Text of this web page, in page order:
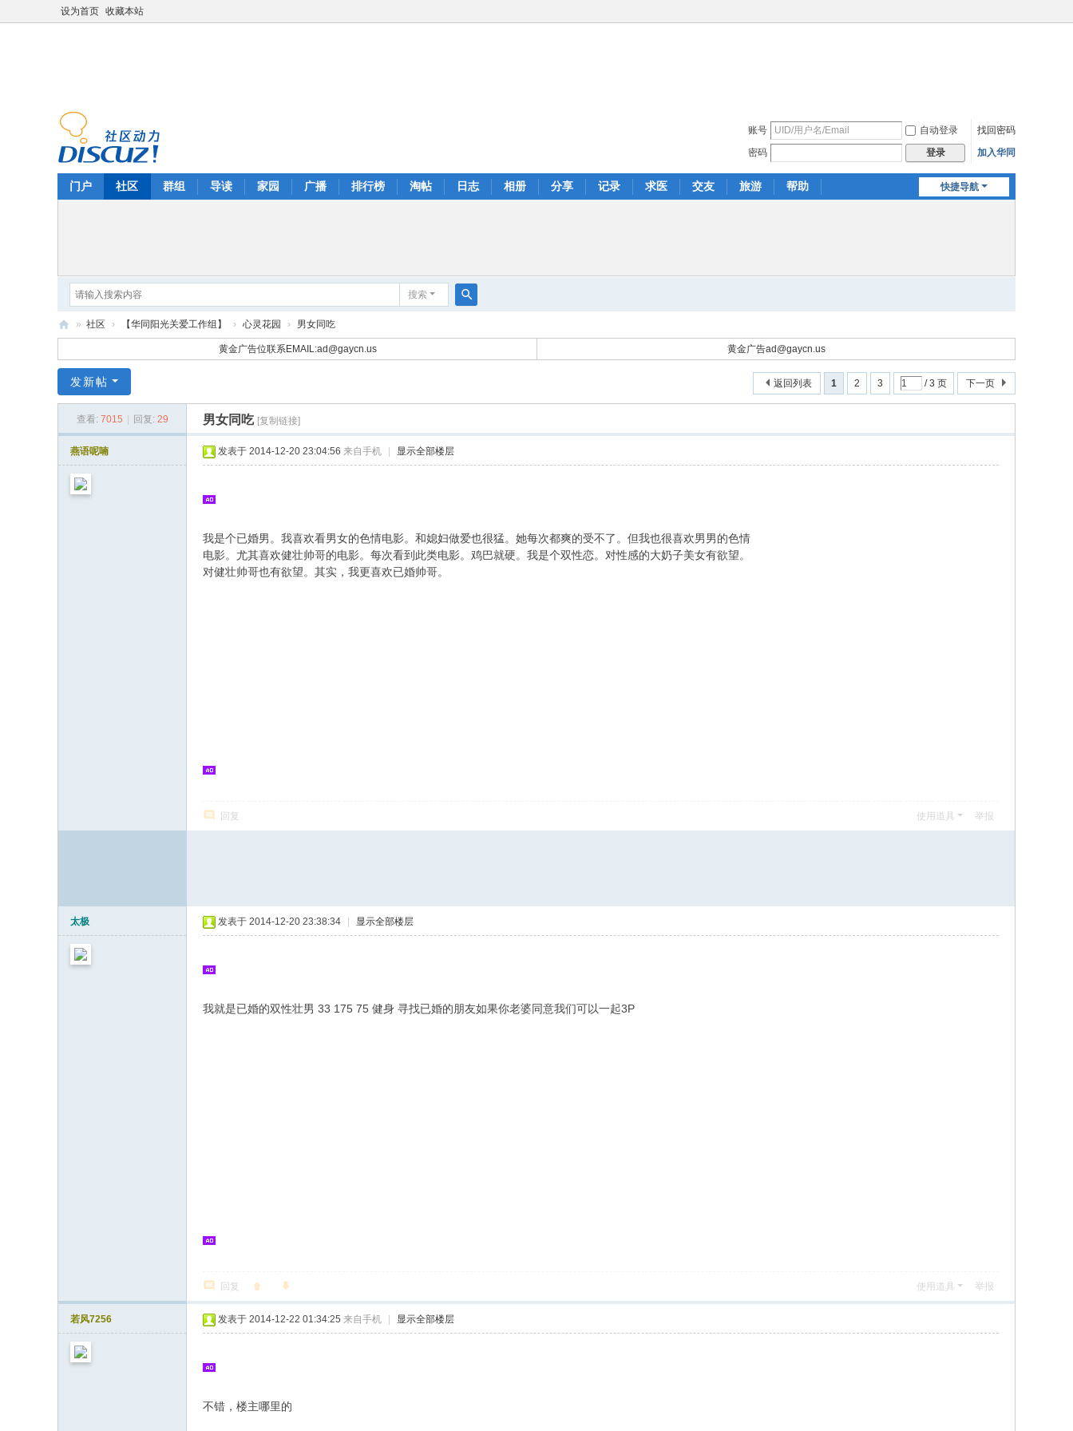
设为首页 收藏本站
账号 自动登录
找回密码
密码
登录 加入华同
快捷导航
门户 社区 群组 导读 家园 广播 排行榜 淘帖 日志 相册 分享 记录 求医 交友 旅游 帮助
搜索
索
同
|
同
社
» 社区 › 【华同阳光关爱工作组】 › 心灵花园 › 男女同吃
黄金广告位联系EMAIL:ad@gaycn.us 黄金广告ad@gaycn.us
1 2 3 / 3 页 下一页
返回列表
发新帖
查看: 7015 回复: 29 男女同吃 [复制链接]
燕语呢喃 发表于 2014-12-20 23:04:56 来自手机 显示全部楼层
我是个已婚男。我喜欢看男女的色情电影。和媳妇做爱也很猛。她每次都爽的受不了。但我也很喜欢男男的色情
电影。尤其喜欢健壮帅哥的电影。每次看到此类电影。鸡巴就硬。我是个双性恋。对性感的大奶子美女有欲望。
对健壮帅哥也有欲望。其实，我更喜欢已婚帅哥。
回复 使用道具 举报
太极 发表于 2014-12-20 23:38:34 显示全部楼层
我就是已婚的双性壮男 33 175 75 健身 寻找已婚的朋友如果你老婆同意我们可以一起3P
回复 使用道具 举报
若风7256 发表于 2014-12-22 01:34:25 来自手机 显示全部楼层
不错，楼主哪里的